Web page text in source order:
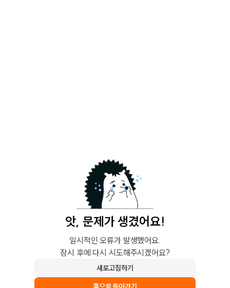
앗, 문제가 생겼어요!
일시적인 오류가 발생했어요.
잠시 후에 다시 시도해주시겠어요?
새로고침하기